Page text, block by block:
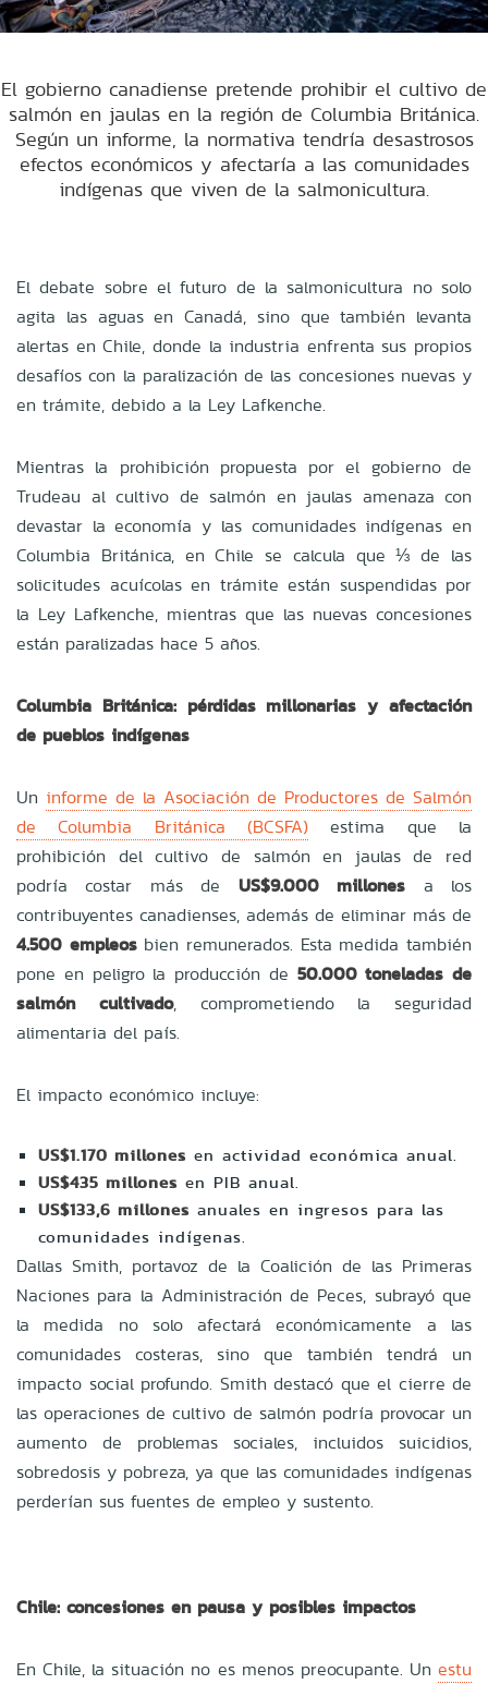
El gobierno canadiense pretende prohibir el cultivo de
salmón en jaulas en la región de Columbia Británica.
Según un informe, la normativa tendría desastrosos
efectos económicos y afectaría a las comunidades
indígenas que viven de la salmonicultura.
El debate sobre el futuro de la salmonicultura no solo
agita las aguas en Canadá, sino que también levanta
alertas en Chile, donde la industria enfrenta sus propios
desafíos con la paralización de las concesiones nuevas y
en trámite, debido a la Ley Lafkenche.
Mientras la prohibición propuesta por el gobierno de
Trudeau al cultivo de salmón en jaulas amenaza con
devastar la economía y las comunidades indígenas en
Columbia Británica, en Chile se calcula que ⅓ de las
solicitudes acuícolas en trámite están suspendidas por
la Ley Lafkenche, mientras que las nuevas concesiones
están paralizadas hace 5 años.
Columbia Británica: pérdidas millonarias y afectación
de pueblos indígenas
Un informe de la Asociación de Productores de Salmón
de Columbia Británica (BCSFA) estima que la
prohibición del cultivo de salmón en jaulas de red
podría costar más de US$9.000 millones a los
contribuyentes canadienses, además de eliminar más de
4.500 empleosbien remunerados. Esta medida también
pone en peligro la producción de 50.000 toneladas de
salmón cultivado, comprometiendo la seguridad
alimentaria del país.
El impacto económico incluye:
US$1.170 millones en actividad económica anual.
US$435 millones en PIB anual.
US$133,6 millones anuales en ingresos para las
comunidades indígenas.
Dallas Smith, portavoz de la Coalición de las Primeras
Naciones para la Administración de Peces, subrayó que
la medida no solo afectará económicamente a las
comunidades costeras, sino que también tendrá un
impacto social profundo. Smith destacó que el cierre de
las operaciones de cultivo de salmón podría provocar un
aumento de problemas sociales, incluidos suicidios,
sobredosis y pobreza, ya que las comunidades indígenas
perderían sus fuentes de empleo y sustento.
Chile: concesiones en pausa y posibles impactos
En Chile, la situación no es menos preocupante. Un estu